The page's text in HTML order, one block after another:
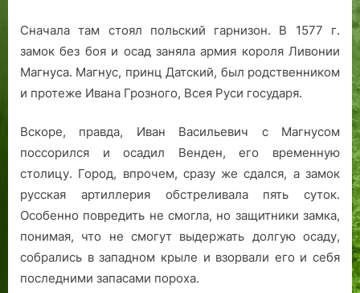
Сначала там стоял польский гарнизон. В 1577 г.
замок без боя и осад заняла армия короля Ливонии
Магнуса. Магнус, принц Датский, был родственником
и протеже Ивана Грозного, Всея Руси государя.
Вскоре, правда, Иван Васильевич с Магнусом
поссорился и осадил Венден, его временную
столицу. Город, впрочем, сразу же сдался, а замок
русская артиллерия обстреливала пять суток.
Особенно повредить не смогла, но защитники замка,
понимая, что не смогут выдержать долгую осаду,
собрались в западном крыле и взорвали его и себя
последними запасами пороха.